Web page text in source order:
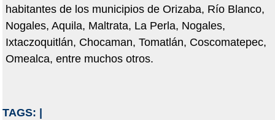
habitantes de los municipios de Orizaba, Río Blanco,
Nogales, Aquila, Maltrata, La Perla, Nogales,
Ixtaczoquitlán, Chocaman, Tomatlán, Coscomatepec,
Omealca, entre muchos otros.
TAGS: